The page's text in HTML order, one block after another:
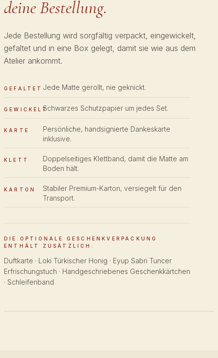
deine Bestellung.
Jede Bestellung wird sorgfältig verpackt, eingewickelt,
gefaltet und in eine Box gelegt, damit sie wie aus dem
Atelier ankommt.
GEFALTET Jede Matte gerollt, nie geknickt.
GEWICKELTSchwarzes Schutzpapier um jedes Set.
KARTE
Persönliche, handsignierte Dankeskarte
inklusive.
KLETT
Doppelseitiges Klettband, damit die Matte am
Boden hält.
KARTON
Stabiler Premium-Karton, versiegelt für den
Transport.
DIE OPTIONALE GESCHENKVERPACKUNG
ENTHÄLT ZUSÄTZLICH:
Duftkarte · Loki Türkischer Honig · Eyup Sabri Tuncer
Erfrischungstuch · Handgeschriebenes Geschenkkärtchen
· Schleifenband